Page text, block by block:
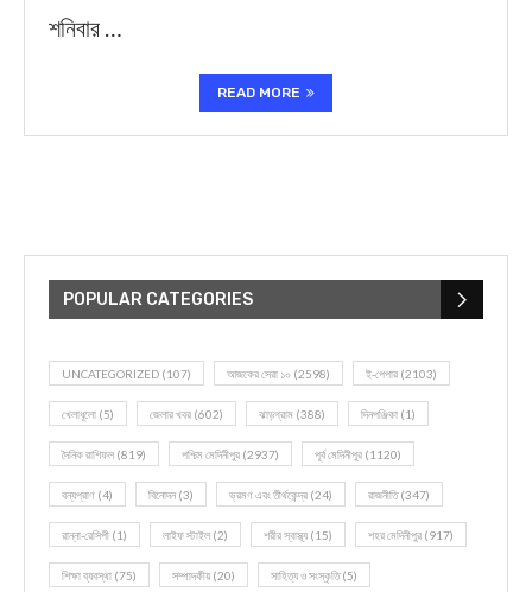
শনিবার …
READ MORE
POPULAR CATEGORIES
UNCATEGORIZED (107) আজকের সেরা ১০ (2598) ই-পেপার (2103)
খেলাধূলো (5) জেলার খবর (602) ঝাড়গ্রাম (388) দিনপঞ্জিকা (1)
দৈনিক রাশিফল (819) পশ্চিম মেদিনীপুর (2937) পূর্ব মেদিনীপুর (1120)
বন্যপ্রাণ (4) বিনোদন(3) ভ্রমণ এবং তীর্থকেন্দ্র (24) রাজনীতি(347)
রান্না-রেসিপী (1) লাইফ স্টাইল (2) শরীর স্বাস্থ্য (15) শহর মেদিনীপুর (917)
শিক্ষা ব্যবস্থা (75) সম্পাদকীয় (20) সাহিত্য ও সংস্কৃতি(5)